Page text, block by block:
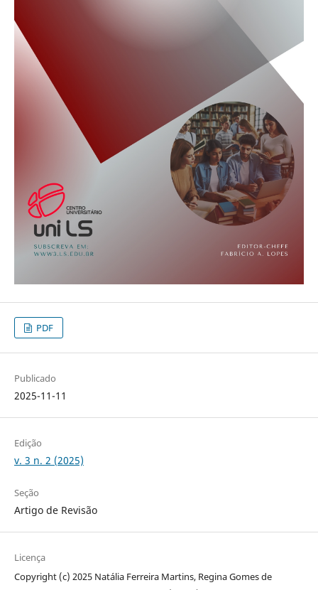
PDF
Publicado
2025-11-11
Edição
v. 3 n. 2 (2025)
Seção
Artigo de Revisão
Licença
Copyright (c) 2025 Natália Ferreira Martins, Regina Gomes de